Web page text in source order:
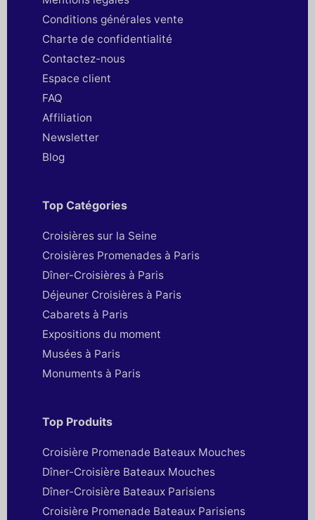
Conditions générales vente
Charte de confidentialité
Contactez-nous
Espace client
FAQ
Affiliation
Newsletter
Blog
Top Catégories
Croisières sur la Seine
Croisières Promenades à Paris
Dîner-Croisières à Paris
Déjeuner Croisières à Paris
Cabarets à Paris
Expositions du moment
Musées à Paris
Monuments à Paris
Top Produits
Croisière Promenade Bateaux Mouches
Dîner-Croisière Bateaux Mouches
Dîner-Croisière Bateaux Parisiens
Croisière Promenade Bateaux Parisiens